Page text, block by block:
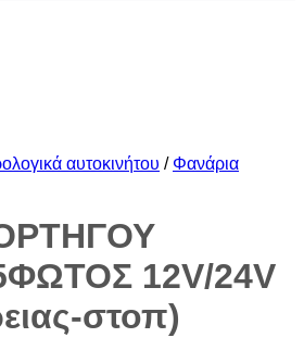
αυτοκινήτου / Φανάρια
12V/24V
στοπ)